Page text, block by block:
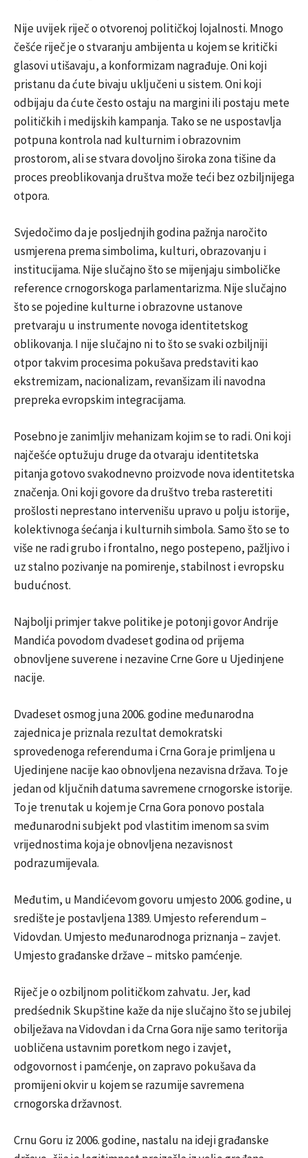
Nije uvijek riječ o otvorenoj političkoj lojalnosti. Mnogo
češće riječ je o stvaranju ambijenta u kojem se kritički
glasovi utišavaju, a konformizam nagrađuje. Oni koji
pristanu da ćute bivaju uključeni u sistem. Oni koji
odbijaju da ćute često ostaju na margini ili postaju mete
političkih i medijskih kampanja. Tako se ne uspostavlja
potpuna kontrola nad kulturnim i obrazovnim
prostorom, ali se stvara dovoljno široka zona tišine da
proces preoblikovanja društva može teći bez ozbiljnijega
otpora.
Svjedočimo da je posljednjih godina pažnja naročito
usmjerena prema simbolima, kulturi, obrazovanju i
institucijama. Nije slučajno što se mijenjaju simboličke
reference crnogorskoga parlamentarizma. Nije slučajno
što se pojedine kulturne i obrazovne ustanove
pretvaraju u instrumente novoga identitetskog
oblikovanja. I nije slučajno ni to što se svaki ozbiljniji
otpor takvim procesima pokušava predstaviti kao
ekstremizam, nacionalizam, revanšizam ili navodna
prepreka evropskim integracijama.
Posebno je zanimljiv mehanizam kojim se to radi. Oni koji
najčešće optužuju druge da otvaraju identitetska
pitanja gotovo svakodnevno proizvode nova identitetska
značenja. Oni koji govore da društvo treba rasteretiti
prošlosti neprestano intervenišu upravo u polju istorije,
kolektivnoga śećanja i kulturnih simbola. Samo što se to
više ne radi grubo i frontalno, nego postepeno, pažljivo i
uz stalno pozivanje na pomirenje, stabilnost i evropsku
budućnost.
Najbolji primjer takve politike je potonji govor Andrije
Mandića povodom dvadeset godina od prijema
obnovljene suverene i nezavine Crne Gore u Ujedinjene
nacije.
Dvadeset osmog juna 2006. godine međunarodna
zajednica je priznala rezultat demokratski
sprovedenoga referenduma i Crna Gora je primljena u
Ujedinjene nacije kao obnovljena nezavisna država. To je
jedan od ključnih datuma savremene crnogorske istorije.
To je trenutak u kojem je Crna Gora ponovo postala
međunarodni subjekt pod vlastitim imenom sa svim
vrijednostima koja je obnovljena nezavisnost
podrazumijevala.
Međutim, u Mandićevom govoru umjesto 2006. godine, u
središte je postavljena 1389. Umjesto referendum –
Vidovdan. Umjesto međunarodnoga priznanja – zavjet.
Umjesto građanske države – mitsko pamćenje.
Riječ je o ozbiljnom političkom zahvatu. Jer, kad
predśednik Skupštine kaže da nije slučajno što se jubilej
obilježava na Vidovdan i da Crna Gora nije samo teritorija
uobličena ustavnim poretkom nego i zavjet,
odgovornost i pamćenje, on zapravo pokušava da
promijeni okvir u kojem se razumije savremena
crnogorska državnost.
Crnu Goru iz 2006. godine, nastalu na ideji građanske